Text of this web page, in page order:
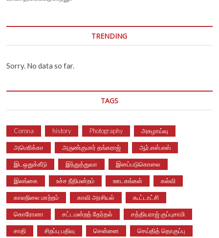
TRENDING
Sorry. No data so far.
TAGS
Corona history Photography அகழாய்வு
அமெரிக்கா அருண்குமார் தங்கராஜ் ஆர்.எஸ்.எஸ்
இடஒதுக்கீடு இந்துத்துவா இனப்படுகொலை
இலங்கை உச்ச நீதிமன்றம் ஊடகங்கள் கல்வி
காலநிலை மாற்றம் காவி அரசியல் கூட்டாட்சி
கொரோனா சட்டமன்றத் தேர்தல் சத்தியராஜ் குப்புசாமி
சாதி சிறப்பு பதிவு சென்னை செய்தித் தொகுப்பு